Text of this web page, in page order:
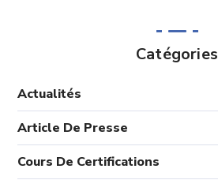
Catégories
Actualités
Article De Presse
Cours De Certifications